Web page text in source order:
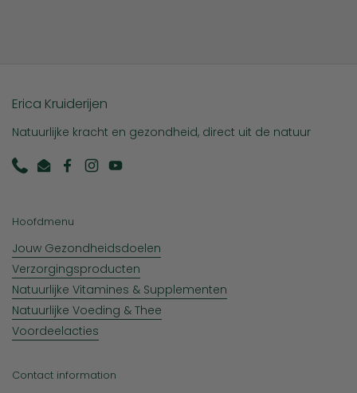
Erica Kruiderijen
Natuurlijke kracht en gezondheid, direct uit de natuur
PhoneEmailFacebook
Instagram
YouTube
Hoofdmenu
Jouw Gezondheidsdoelen
Verzorgingsproducten
Natuurlijke Vitamines & Supplementen
Natuurlijke Voeding & Thee
Voordeelacties
Contact information